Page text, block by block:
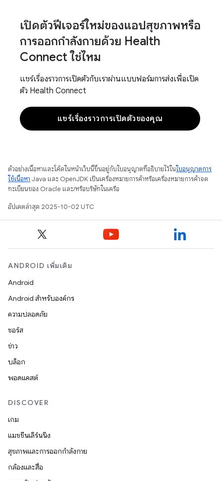
เปิดตัวฟีเจอร์ใหม่ของแอปสุขภาพหรือ
การออกกำลังกายด้วย Health
Connect ใช่ไหม
แชร์เรื่องราวการเปิดตัวกับเราผ่านแบบฟอร์มการส่งเพื่อเปิด
ตัว Health Connect
แชร์เรื่องราวการเปิดตัวของคุณ
ตัวอย่างเนื้อหาและโค้ดในหน้าเว็บนี้ขึ้นอยู่กับใบอนุญาตที่อธิบายไว้ในใบอนุญาตการ
ใช้เนื้อหา Java และ OpenJDK เป็นเครื่องหมายการค้าหรือเครื่องหมายการค้าจด
ทะเบียนของ Oracle และ/หรือบริษัทในเครือ
อัปเดตล่าสุด 2025-10-02 UTC
ANDROID เพิ่มเติม
Android
Android สำหรับองค์กร
ความปลอดภัย
ซอร์ส
ข่าว
บล็อก
พอดแคสต์
DISCOVER
เกม
แมชชีนเลิร์นนิง
สุขภาพและการออกกำลังกาย
กล้องและสื่อ